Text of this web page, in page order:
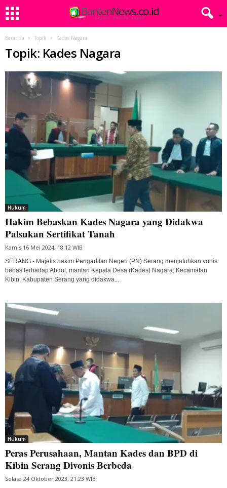
Beranda Topik Kades Nagara
Topik: Kades Nagara
Hukum
Hakim Bebaskan Kades Nagara yang Didakwa
Palsukan Sertifikat Tanah
Kamis 16 Mei 2024, 18:12 WIB
SERANG - Majelis hakim Pengadilan Negeri (PN) Serang menjatuhkan vonis
bebas terhadap Abdul, mantan Kepala Desa (Kades) Nagara, Kecamatan
Kibin, Kabupaten Serang yang didakwa...
Hukum
Peras Perusahaan, Mantan Kades dan BPD di
Kibin Serang Divonis Berbeda
Selasa 24 Oktober 2023, 21:23 WIB